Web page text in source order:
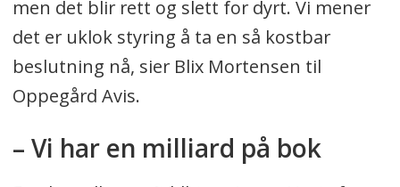
men det blir rett og slett for dyrt. Vi mener
det er uklok styring å ta en så kostbar
beslutning nå, sier Blix Mortensen til
Oppegård Avis.
– Vi har en milliard på bok